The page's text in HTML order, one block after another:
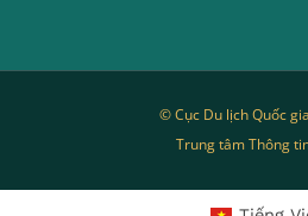
© Cục Du lịch Quốc
Trung tâm Thông